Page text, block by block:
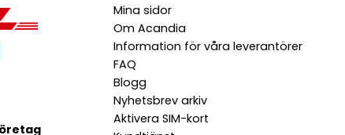
Mina sidor
Om Acandia
Information för våra leverantörer
FAQ
Blogg
Nyhetsbrev arkiv
Aktivera SIM-kort